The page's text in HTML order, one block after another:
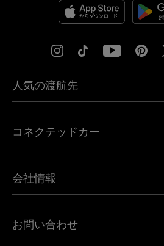
人気の渡航先
ヨーロッパ向けeSIM
日本向けeSIM
カナダ向けeSIM
アフリカ向けeSIM
コネクテッドカー
Land Rover向けUbigi
Alfa Romeo向けUbigi
Jeep向けUbigi
会社情報
Ubigi関連プレス
お問い合わせ